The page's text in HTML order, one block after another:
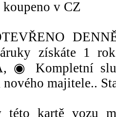
koupeno v CZ
získáte 1
◉ Kompletní
majitele..
této kartě vozu